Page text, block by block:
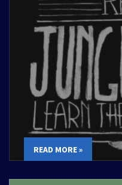
READ MORE »